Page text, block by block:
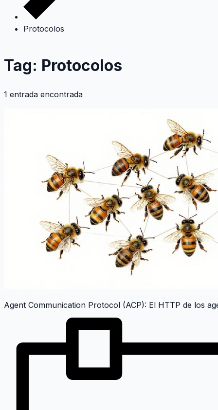
Protocolos
Tag: Protocolos
1 entrada encontrada
Agent Communication Protocol (ACP): El HTTP de los